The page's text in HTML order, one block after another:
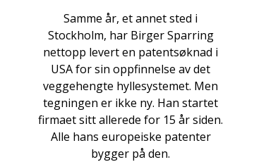
Samme år, et annet sted i
Stockholm, har Birger Sparring
nettopp levert en patentsøknad i
USA for sin oppfinnelse av det
veggehengte hyllesystemet. Men
tegningen er ikke ny. Han startet
firmaet sitt allerede for 15 år siden.
Alle hans europeiske patenter
bygger på den.